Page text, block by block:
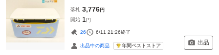
落札 3,776円
開始 1 円
26 6/11 21:26終了
出品中の商品 年間ベストストア 出品